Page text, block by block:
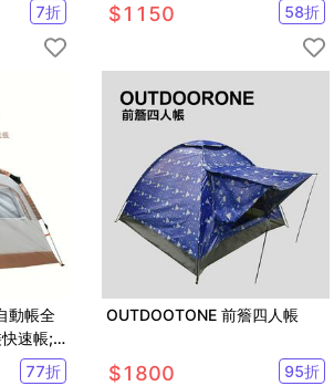
7折 $1150 58折
動帳全
速帳;
4窗可
77折
OUTDOOTONE 前簷四人帳
$1800 95折